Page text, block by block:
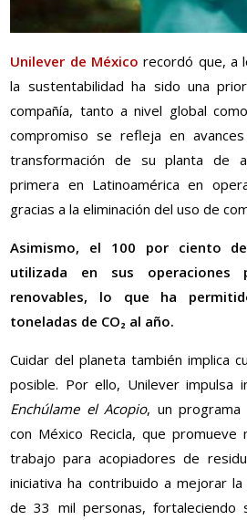
Unilever de México recordó que, a
la sustentabilidad ha sido una
compañía, tanto a nivel global
compromiso se refleja en
transformación de su planta de
primera en Latinoamérica en
gracias a la eliminación del uso de
Asimismo, el 100 por ciento
utilizada en sus operaciones
renovables, lo que ha
toneladas de CO₂ al año.
Cuidar del planeta también implica
posible. Por ello, Unilever impulsa
Enchúlame el Acopio, un programa
con México Recicla, que promueve
trabajo para acopiadores de
iniciativa ha contribuido a mejorar
de 33 mil personas, fortaleciendo